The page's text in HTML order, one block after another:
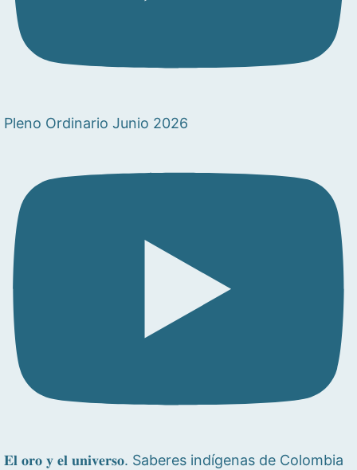
Pleno Ordinario Junio 2026
𝐄𝐥 𝐨𝐫𝐨 𝐲 𝐞𝐥 𝐮𝐧𝐢𝐯𝐞𝐫𝐬𝐨. Saberes indígenas de Colombia